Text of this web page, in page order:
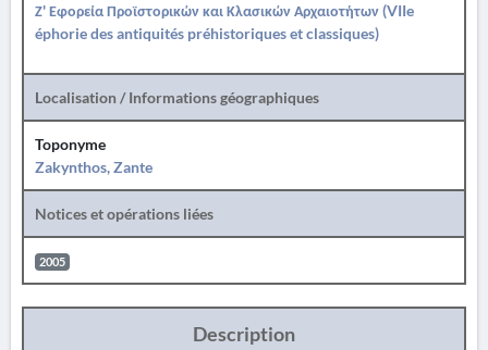
Ζ' Εφορεία Προϊστορικών και Κλασικών Αρχαιοτήτων (VIIe
éphorie des antiquités préhistoriques et classiques)
Localisation / Informations géographiques
Toponyme
Zakynthos, Zante
Notices et opérations liées
2005
Description